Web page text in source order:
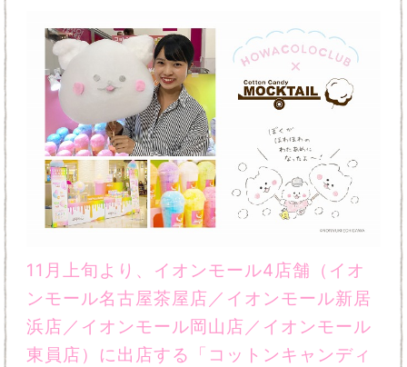
11月上旬より、イオンモール4店舗（イオ
ンモール名古屋茶屋店／イオンモール新居
浜店／イオンモール岡山店／イオンモール
東員店）に出店する「コットンキャンディ